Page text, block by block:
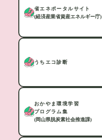
省エネポータルサイト
(経済産業省資産エネルギー庁)
うちエコ診断
おかやま環境学習
プログラム集
(岡山県脱炭素社会推進課)